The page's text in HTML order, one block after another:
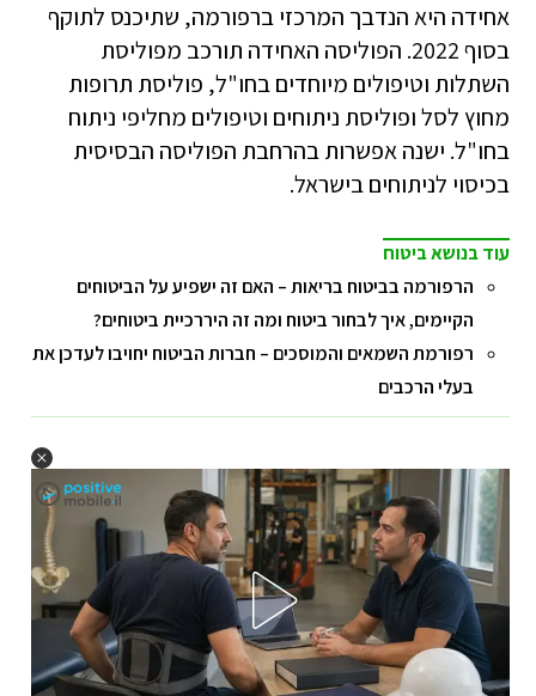
אחידה היא הנדבך המרכזי ברפורמה, שתיכנס לתוקף
בסוף 2022. הפוליסה האחידה תורכב מפוליסת
השתלות וטיפולים מיוחדים בחו"ל, פוליסת תרופות
מחוץ לסל ופוליסת ניתוחים וטיפולים מחליפי ניתוח
בחו"ל. ישנה אפשרות בהרחבת הפוליסה הבסיסית
בכיסוי לניתוחים בישראל.
עוד בנושא ביטוח
הרפורמה בביטוח בריאות – האם זה ישפיע על הביטוחים
הקיימים, איך לבחור ביטוח ומה זה היררכיית ביטוחים?
רפורמת השמאים והמוסכים – חברות הביטוח יחויבו לעדכן את
בעלי הרכבים